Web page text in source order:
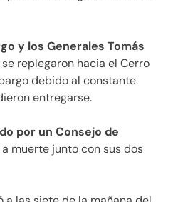
y los Generales Tomás
se replegaron hacia el Cerro
debido al constante
entregarse.
por un Consejo de
muerte junto con sus dos